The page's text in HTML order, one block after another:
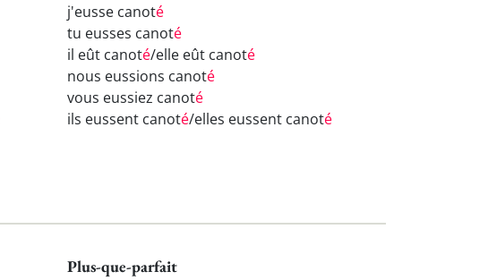
j'eusse canoté
tu eusses canoté
il eût canoté/elle eût canoté
nous eussions canoté
vous eussiez canoté
ils eussent canoté/elles eussent canoté
Plus-que-parfait